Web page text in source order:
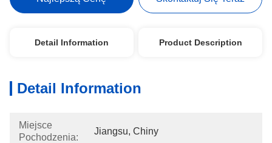
Detail Information Product Description
Detail Information
Miejsce
Pochodzenia:
Jiangsu, Chiny